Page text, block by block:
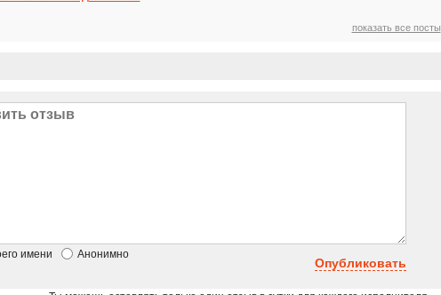
показать все посты
имени Анонимно
Опубликовать